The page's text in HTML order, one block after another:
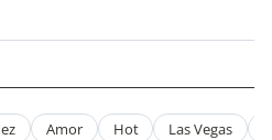
Amor Hot Las Vegas